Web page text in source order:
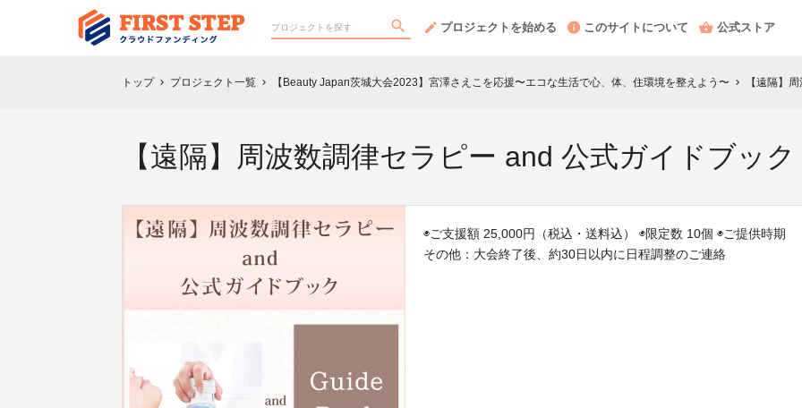
プロジェクトを始める このサイトについて 公式ストア
トップ chevron_right プロジェクト一覧 chevron_right 【Beauty Japan茨城大会2023】宮澤さえこを応援〜エコな生活で心、体、住環境を整えよう〜 chevron_right 【遠隔】
【遠隔】周波数調律セラピー and 公式ガイドブック
◉ご支援額 25,000円（税込・送料込） ◉限定数 10個 ◉ご提供時期
その他：大会終了後、約30日以内に日程調整のご連絡